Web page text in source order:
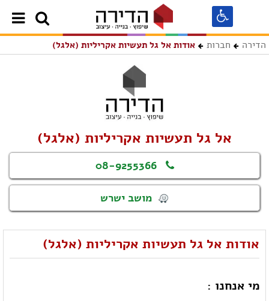
הדירה חברות אודות אל גל תעשיות אקריליות (אלגל)
אל גל תעשיות אקריליות (אלגל)
08-9255366
מושב ישרש
אודות אל גל תעשיות אקריליות (אלגל)
מי אנחנו :